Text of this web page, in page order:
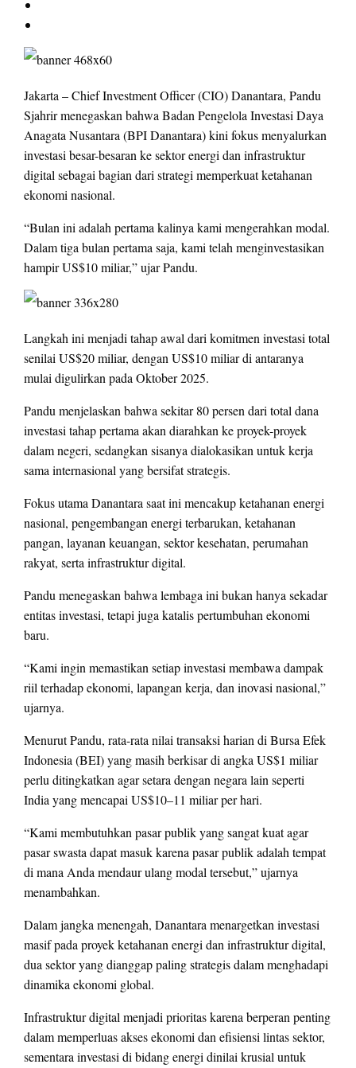
Jakarta – Chief Investment Officer (CIO) Danantara, Pandu
Sjahrir menegaskan bahwa Badan Pengelola Investasi Daya
Anagata Nusantara (BPI Danantara) kini fokus menyalurkan
investasi besar-besaran ke sektor energi dan infrastruktur
digital sebagai bagian dari strategi memperkuat ketahanan
ekonomi nasional.
“Bulan ini adalah pertama kalinya kami mengerahkan modal.
Dalam tiga bulan pertama saja, kami telah menginvestasikan
hampir US$10 miliar,” ujar Pandu.
Langkah ini menjadi tahap awal dari komitmen investasi total
senilai US$20 miliar, dengan US$10 miliar di antaranya
mulai digulirkan pada Oktober 2025.
Pandu menjelaskan bahwa sekitar 80 persen dari total dana
investasi tahap pertama akan diarahkan ke proyek-proyek
dalam negeri, sedangkan sisanya dialokasikan untuk kerja
sama internasional yang bersifat strategis.
Fokus utama Danantara saat ini mencakup ketahanan energi
nasional, pengembangan energi terbarukan, ketahanan
pangan, layanan keuangan, sektor kesehatan, perumahan
rakyat, serta infrastruktur digital.
Pandu menegaskan bahwa lembaga ini bukan hanya sekadar
entitas investasi, tetapi juga katalis pertumbuhan ekonomi
baru.
“Kami ingin memastikan setiap investasi membawa dampak
riil terhadap ekonomi, lapangan kerja, dan inovasi nasional,”
ujarnya.
Menurut Pandu, rata-rata nilai transaksi harian di Bursa Efek
Indonesia (BEI) yang masih berkisar di angka US$1 miliar
perlu ditingkatkan agar setara dengan negara lain seperti
India yang mencapai US$10–11 miliar per hari.
“Kami membutuhkan pasar publik yang sangat kuat agar
pasar swasta dapat masuk karena pasar publik adalah tempat
di mana Anda mendaur ulang modal tersebut,” ujarnya
menambahkan.
Dalam jangka menengah, Danantara menargetkan investasi
masif pada proyek ketahanan energi dan infrastruktur digital,
dua sektor yang dianggap paling strategis dalam menghadapi
dinamika ekonomi global.
Infrastruktur digital menjadi prioritas karena berperan penting
dalam memperluas akses ekonomi dan efisiensi lintas sektor,
sementara investasi di bidang energi dinilai krusial untuk